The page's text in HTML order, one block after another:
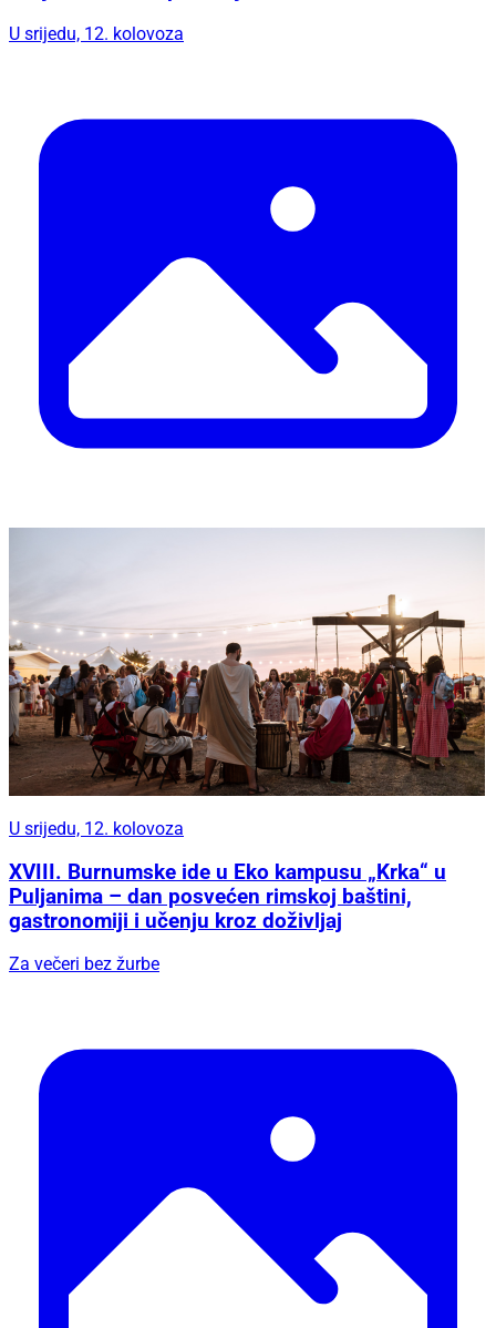
U srijedu, 12. kolovoza
U srijedu, 12. kolovoza
XVIII. Burnumske ide u Eko kampusu „Krka“ u
Puljanima – dan posvećen rimskoj baštini,
gastronomiji i učenju kroz doživljaj
Za večeri bez žurbe